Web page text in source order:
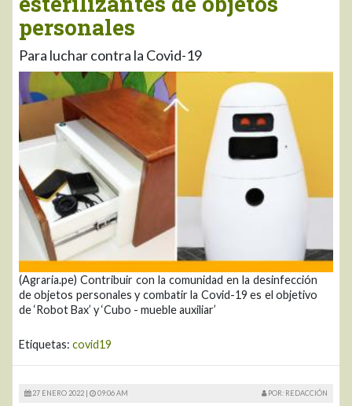
personales
Para luchar contra la Covid-19
(Agraria.pe) Contribuir con la comunidad en la desinfección
de objetos personales y combatir la Covid-19 es el objetivo
de ‘Robot Bax’ y ‘Cubo - mueble auxiliar’
Etiquetas: covid19
27 ENERO 2022 | 09:06 AM POR: REDACCIÓN